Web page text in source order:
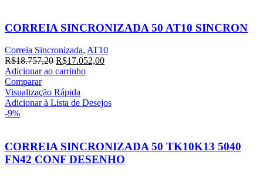
CORREIA SINCRONIZADA 50 AT10 SINCRON
Correia Sincronizada, AT10
R$18.757,20 O
preço
era:
R$18.757,20.
R$17.052,00O
R$17.052,00.
Adicionar ao carrinho
Comparar
Visualização Rápida
Adicionar à Lista de Desejos
-9%
CORREIA SINCRONIZADA 50 TK10K13 5040
FN42 CONF DESENHO